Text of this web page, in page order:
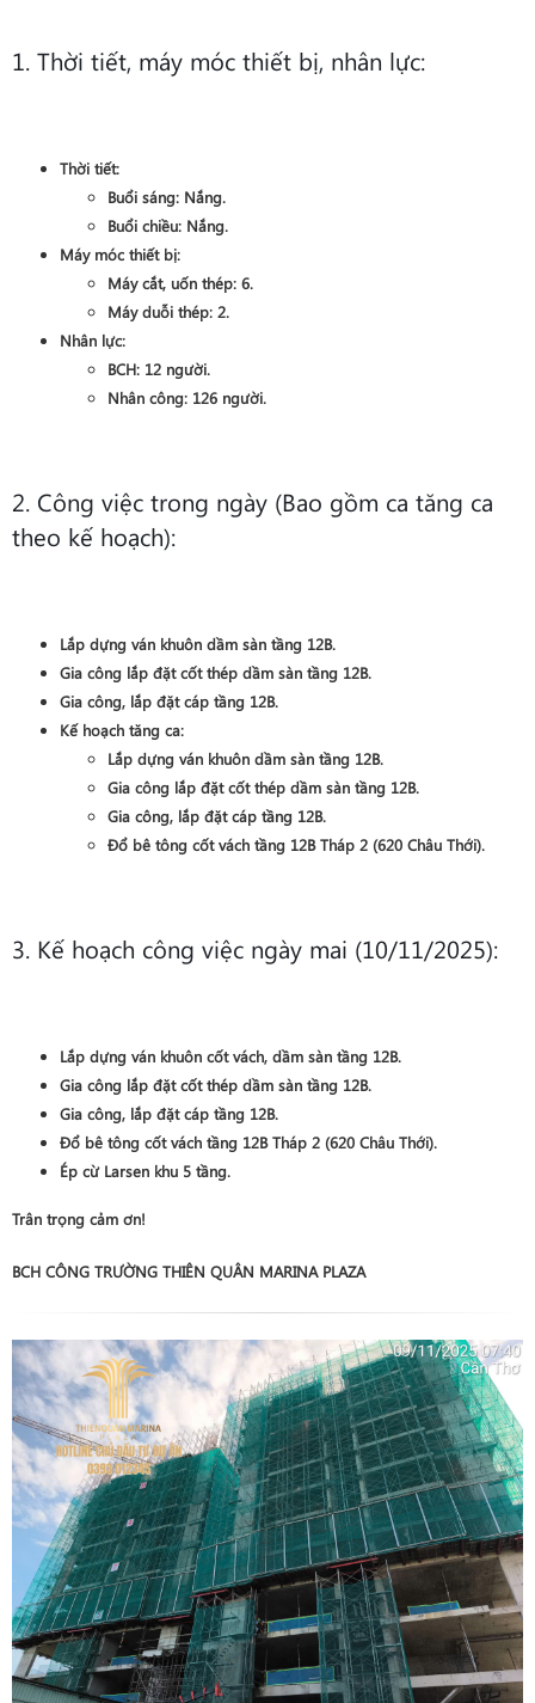
1. Thời tiết, máy móc thiết bị, nhân lực:
Thời tiết:
Buổi sáng: Nắng.
Buổi chiều: Nắng.
Máy móc thiết bị:
Máy cắt, uốn thép: 6.
Máy duỗi thép: 2.
Nhân lực:
BCH: 12 người.
Nhân công: 126 người.
2. Công việc trong ngày (Bao gồm ca tăng ca
theo kế hoạch):
Lắp dựng ván khuôn dầm sàn tầng 12B.
Gia công lắp đặt cốt thép dầm sàn tầng 12B.
Gia công, lắp đặt cáp tầng 12B.
Kế hoạch tăng ca:
Lắp dựng ván khuôn dầm sàn tầng 12B.
Gia công lắp đặt cốt thép dầm sàn tầng 12B.
Gia công, lắp đặt cáp tầng 12B.
Đổ bê tông cốt vách tầng 12B Tháp 2 (620 Châu Thới).
3. Kế hoạch công việc ngày mai (10/11/2025):
Lắp dựng ván khuôn cốt vách, dầm sàn tầng 12B.
Gia công lắp đặt cốt thép dầm sàn tầng 12B.
Gia công, lắp đặt cáp tầng 12B.
Đổ bê tông cốt vách tầng 12B Tháp 2 (620 Châu Thới).
Ép cừ Larsen khu 5 tầng.
Trân trọng cảm ơn!
BCH CÔNG TRƯỜNG THIÊN QUÂN MARINA PLAZA